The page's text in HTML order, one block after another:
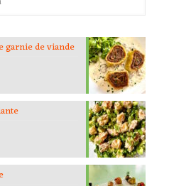
garnie de viande